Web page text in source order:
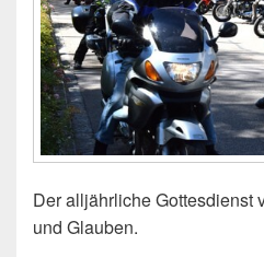
Der alljährliche Gottesdienst
und Glauben.